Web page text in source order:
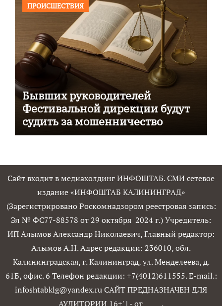
ПРОИСШЕСТВИЯ
Бывших руководителей
Фестивальной дирекции будут
судить за мошенничество
Сайт входит в медиахолдинг ИНФОШТАБ. СМИ сетевое
издание «ИНФОШТАБ КАЛИНИНГРАД»
(Зарегистрировано Роскомнадзором реестровая запись:
Эл № ФС77-88578 от 29 октября 2024 г.) Учредитель:
ИП Алымов Александр Николаевич, Главный редактор:
Алымов А.Н. Адрес редакции: 236010, обл.
Калининградская, г. Калининград, ул. Менделеева, д.
61Б, офис. 6 Телефон редакции: +7(4012)611555. E-mail.:
infoshtabklg@yandex.ru САЙТ ПРЕДНАЗНАЧЕН ДЛЯ
АУДИТОРИИ 16+' | - от .